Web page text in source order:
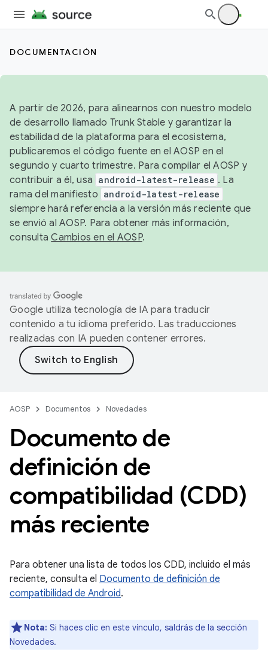
DOCUMENTACIÓN
A partir de 2026, para alinearnos con nuestro modelo
de desarrollo llamado Trunk Stable y garantizar la
estabilidad de la plataforma para el ecosistema,
publicaremos el código fuente en el AOSP en el
segundo y cuarto trimestre. Para compilar el AOSP y
contribuir a él, usa android-latest-release . La
rama del manifiesto android-latest-release
siempre hará referencia a la versión más reciente que
se envió al AOSP. Para obtener más información,
consultaCambios en el AOSP.
Google utiliza tecnología de IA para traducir
contenido a tu idioma preferido. Las traducciones
realizadas con IA pueden contener errores.
AOSP Documentos Novedades
Documento de
definición de
compatibilidad (CDD)
más reciente
Para obtener una lista de todos los CDD, incluido el más
reciente, consulta el Documento de definición de
compatibilidad de Android.
Nota: Si haces clic en este vínculo, saldrás de la sección
Novedades.